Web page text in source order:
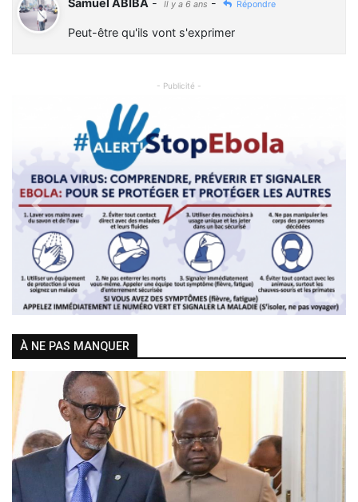
Il y a 6 ans Répondre
Peut-être qu'ils vont s'exprimer
- Publicité -
Previous Next
À NE PAS MANQUER